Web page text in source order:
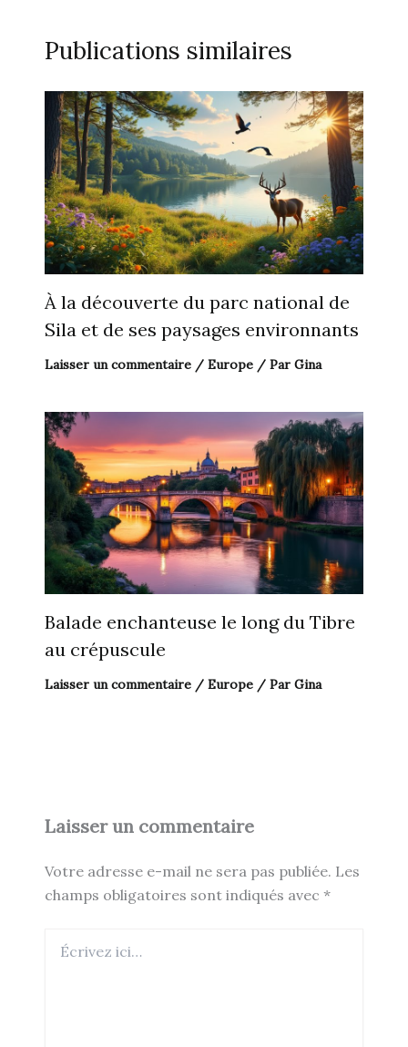
Publications similaires
À la découverte du parc national de
Sila et de ses paysages environnants
Laisser un commentaire / Europe/ Par Gina
Balade enchanteuse le long du Tibre
au crépuscule
Laisser un commentaire / Europe/ Par Gina
Laisser un commentaire
Votre adresse e-mail ne sera pas publiée. Les
champs obligatoires sont indiqués avec *
ici…